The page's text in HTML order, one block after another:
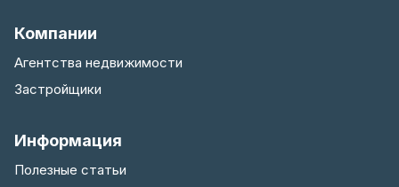
Компании
Агентства недвижимости
Застройщики
Информация
Полезные статьи